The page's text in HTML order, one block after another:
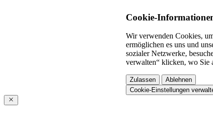
Cookie-
Wir verwenden Cookies,
ermöglichen es uns und
sozialer Netzwerke,
verwalten“ klicken, wo Sie
Zulassen
Ablehnen
Cookie-Einstellungen